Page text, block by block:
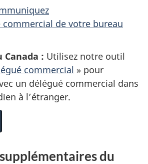
commercial de votre bureau
Canada : Utilisez notre outil
commercial » pour
un délégué commercial dans
à l’étranger.
du